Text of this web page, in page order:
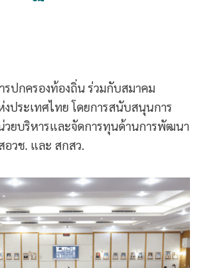
รปกครองท้องถิ่น ร่วมกับสมาคม
ประเทศไทย โดยการสนับสนุนการ
วยบริหารและจัดการทุนด้านการพัฒนา
วช. และ สกสว.